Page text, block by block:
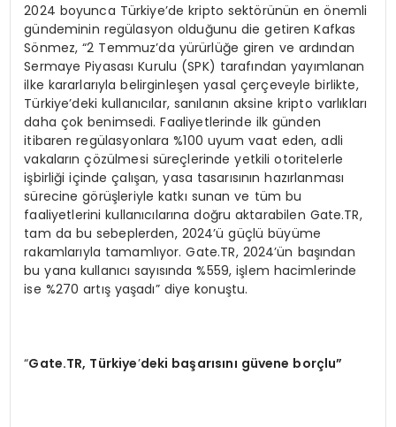
2024 boyunca Türkiye’de kripto sektörünün en önemli
gündeminin regülasyon olduğunu die getiren Kafkas
Sönmez, “2 Temmuz’da yürürlüğe giren ve ardından
Sermaye Piyasası Kurulu (SPK) tarafından yayımlanan
ilke kararlarıyla belirginleşen yasal çerçeveyle birlikte,
Türkiye’deki kullanıcılar, sanılanın aksine kripto varlıkları
daha çok benimsedi. Faaliyetlerinde ilk günden
itibaren regülasyonlara %100 uyum vaat eden, adli
vakaların çözülmesi süreçlerinde yetkili otoritelerle
işbirliği içinde çalışan, yasa tasarısının hazırlanması
sürecine görüşleriyle katkı sunan ve tüm bu
faaliyetlerini kullanıcılarına doğru aktarabilen Gate.TR,
tam da bu sebeplerden, 2024’ü güçlü büyüme
rakamlarıyla tamamlıyor. Gate.TR, 2024’ün başından
bu yana kullanıcı sayısında %559, işlem hacimlerinde
ise %270 artış yaşadı” diye konuştu.
“Gate.TR, Türkiye’deki başarısını güvene borçlu”